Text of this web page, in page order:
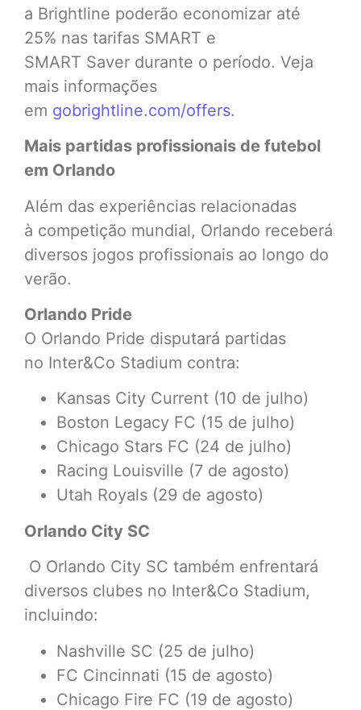
a Brightline poderão economizar até
25% nas tarifas SMART e
SMART Saver durante o período. Veja
mais informações
em gobrightline.com/offers.
Mais partidas profissionais de futebol
em Orlando
Além das experiências relacionadas
à competição mundial, Orlando receberá
diversos jogos profissionais ao longo do
verão.
Orlando Pride
O Orlando Pride disputará partidas
no Inter&Co Stadium contra:
Kansas City Current (10 de julho)
Boston Legacy FC (15 de julho)
Chicago Stars FC (24 de julho)
Racing Louisville (7 de agosto)
Utah Royals (29 de agosto)
Orlando City SC
O Orlando City SC também enfrentará
diversos clubes no Inter&Co Stadium,
incluindo:
Nashville SC (25 de julho)
FC Cincinnati (15 de agosto)
Chicago Fire FC (19 de agosto)